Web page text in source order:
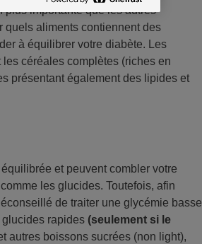
plus importante que les autres
quels aliments contiennent des
à équilibrer votre diabète. Les
céréales complètes (riches en
présentant également des lipides et
et peuvent combler votre
les glucides. Toutefois, afin
de traiter une glycémie basse
rapides (seulement si le
autres boissons sucrées (non light),